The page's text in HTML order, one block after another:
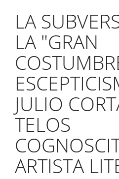
LA
LA "GRAN
JULIO
TELOS
ARTISTA